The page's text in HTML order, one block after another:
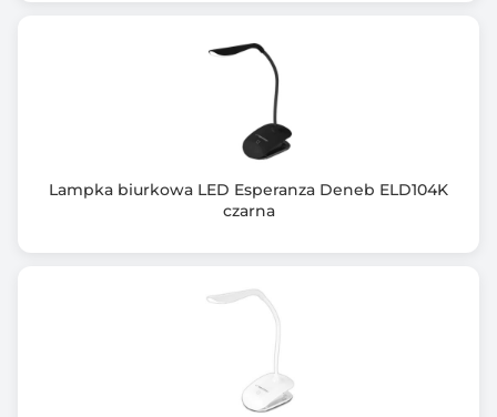
Lampka biurkowa LED Esperanza Deneb ELD104K
czarna